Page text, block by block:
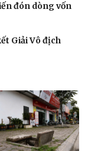
đón dòng vốn
Giải Vô địch